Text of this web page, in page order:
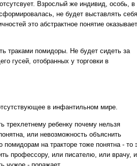
Взрослый же индивид, особь, в
не будет выставлять себя
это абстрактное понятие
траками помидоры. Не будет сидеть за
гусей, отобранных у торговки в
в инфантильном мире.
трехлетнему ребенку почему нельзя
или невозможность объяснить
на тракторе тоже понятна - то
профессору, или писателю, или врачу,